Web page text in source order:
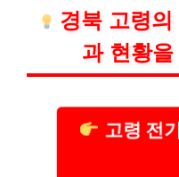
경북 고령
과 현황
고령 전